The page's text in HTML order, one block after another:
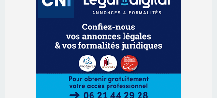
Les brèves
Ucciani – Marché des producteurs à Cruculi le
Corte – L’association A Nuciola organise une
projection sous les étoiles